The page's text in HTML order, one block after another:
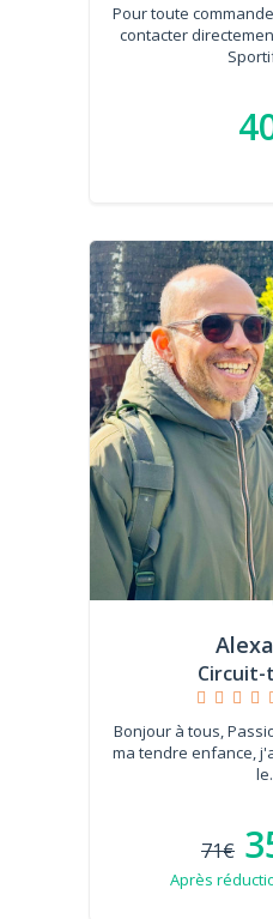
Pour toute
contacter
Bonjour à tous,
ma tendre enfance,
71€
Après